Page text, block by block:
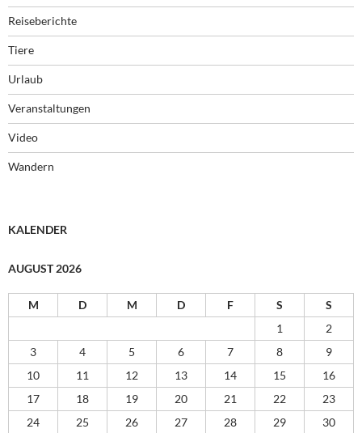
Reiseberichte
Tiere
Urlaub
Veranstaltungen
Video
Wandern
KALENDER
AUGUST 2026
M D M D F S
S
1
2
3
4 5 6 7 8
9
10
11 12 13 14 15
16
17
18 19 20 21 22
23
24
25 26 27 28 29
30